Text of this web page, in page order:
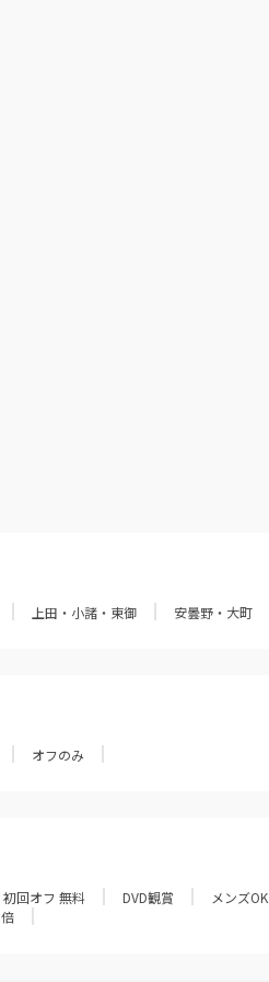
上田・小諸・東御 安曇野・大町
オフのみ
初回オフ 無料 DVD観賞 メンズOK